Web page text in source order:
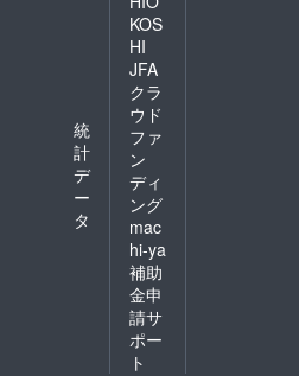
統
計
デ
ー
タ
KOS
HI
JFA
クラ
ウド
ファ
ン
ディ
ング
mac
hi-ya
補助
金申
請サ
ポー
ト